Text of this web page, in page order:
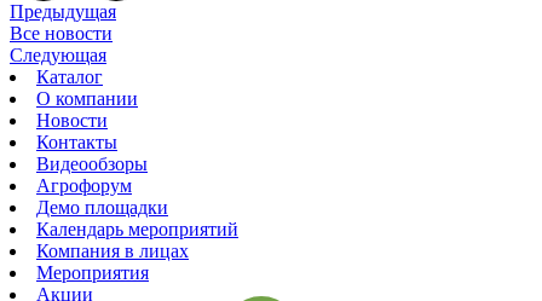
Предыдущая
Все новости
Следующая
Каталог
О компании
Новости
Контакты
Видеообзоры
Агрофорум
Демо площадки
Календарь мероприятий
Компания в лицах
Мероприятия
Акции